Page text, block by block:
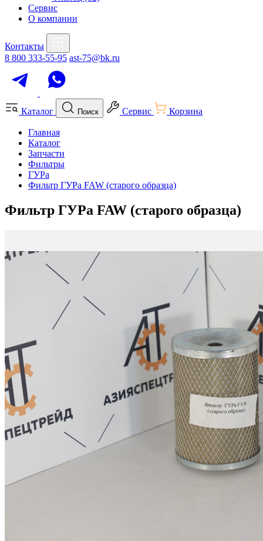
Сервис
О компании
Контакты
8 800 333-55-95 ast-75@bk.ru
Каталог Поиск Сервис Корзина
Главная
Каталог
Запчасти
Фильтры
ГУРа
Фильтр ГУРа FAW (старого образца)
Фильтр ГУРа FAW (старого образца)